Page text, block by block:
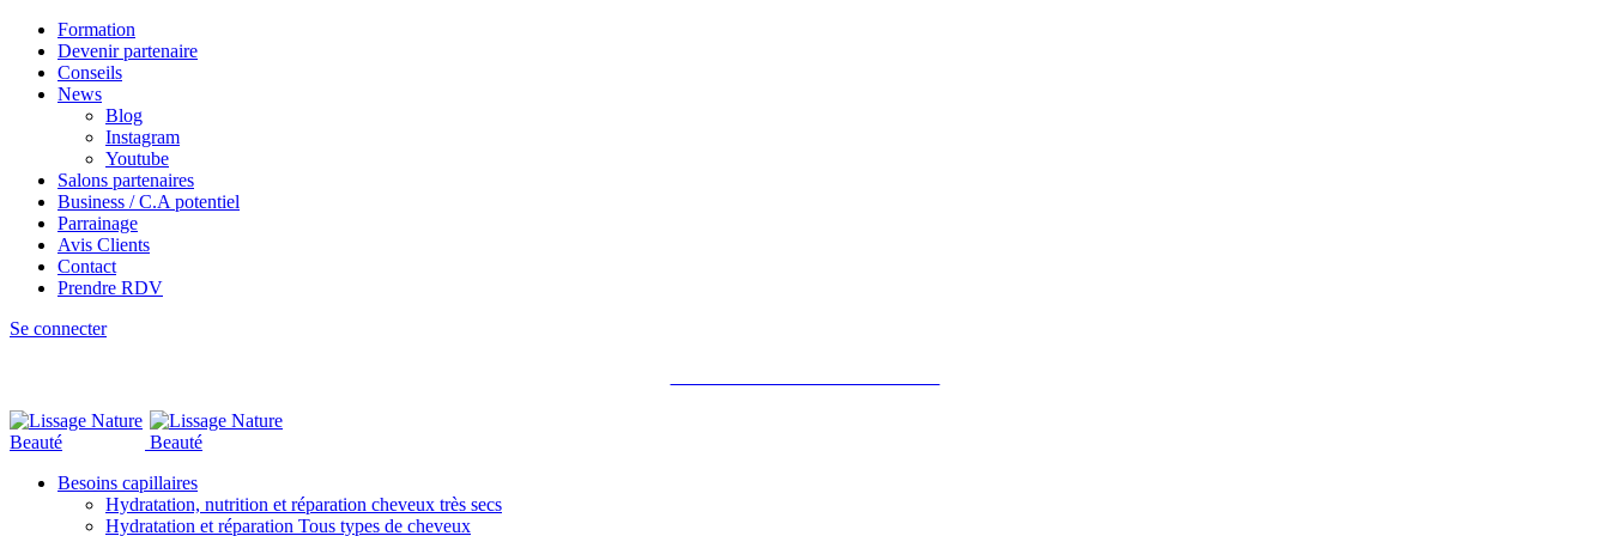
Formation
Devenir partenaire
Conseils
News
Blog
Instagram
Youtube
Salons partenaires
Business / C.A potentiel
Parrainage
Avis Clients
Contact
Prendre RDV
Se connecter
Besoins capillaires
Hydratation, nutrition et réparation cheveux très secs
Hydratation et réparation Tous types de cheveux